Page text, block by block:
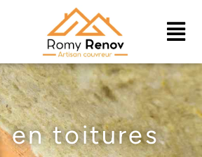
en toitures